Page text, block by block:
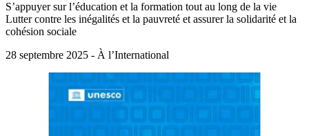
S’appuyer sur l’éducation et la formation tout au long de la vie
Lutter contre les inégalités et la pauvreté et assurer la solidarité et la
cohésion sociale
28 septembre 2025 - À l’International